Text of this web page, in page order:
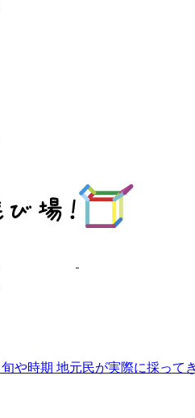
や時期 地元民が実際に採って